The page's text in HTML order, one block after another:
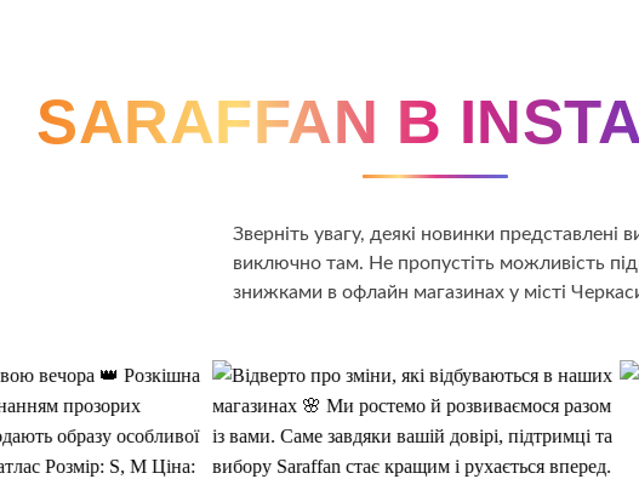
SARAFFAN В
Зверніть увагу, деякі новинки
виключно там. Не пропустіть можливість
знижками в офлайн магазинах у місті